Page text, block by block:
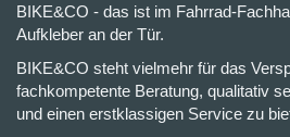
BIKE&CO - das ist im Fahrrad-
Aufkleber an der Tür.
BIKE&CO steht vielmehr für das
fachkompetente Beratung, qualitativ
und einen erstklassigen Service zu